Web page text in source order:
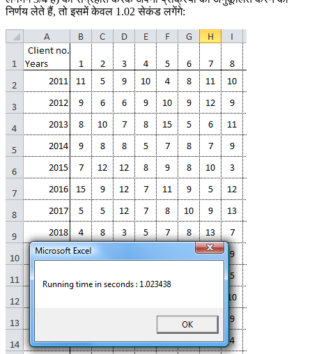
निर्णय लेते हैं, तो इसमें केवल 1.02 सेकंड लगेंगे: